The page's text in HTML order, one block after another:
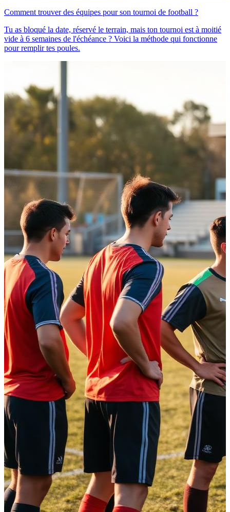
Comment trouver des équipes pour son tournoi de football ?
Tu as bloqué la date, réservé le terrain, mais ton tournoi est à moitié
vide à 6 semaines de l'échéance ? Voici la méthode qui fonctionne
pour remplir tes poules.